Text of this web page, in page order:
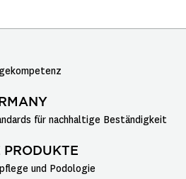
für nachhaltige Beständigkeit
und Podologie